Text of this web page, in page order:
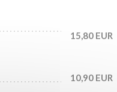
15,80 EUR
10,90 EUR